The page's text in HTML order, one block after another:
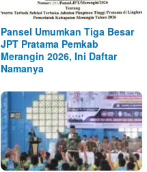
Pansel Umumkan Tiga Besar
JPT Pratama Pemkab
Merangin 2026, Ini Daftar
Namanya